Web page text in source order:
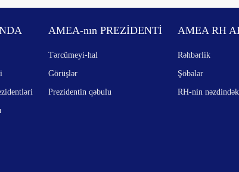
AMEA-nın PREZİDENTİ
Tərcümeyi-hal
Görüşlər
Prezidentin qəbulu
AMEA RH
Rəhbərlik
Şöbələr
RH-nin